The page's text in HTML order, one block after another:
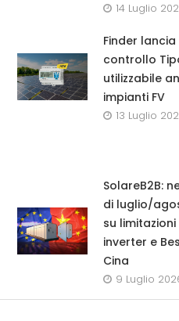
14 Luglio
Finder
controllo
utilizzabile
impianti FV
13 Luglio
SolareB2B:
di luglio/
su limitazioni
inverter e
Cina
9 Luglio